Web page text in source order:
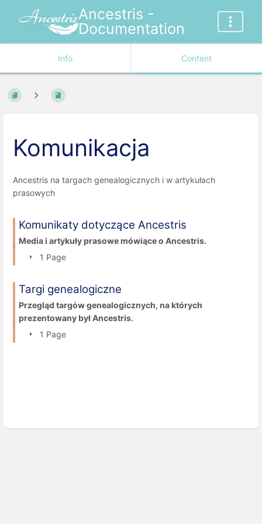
Ancestris -
Documentation
Info Content
Komunikacja
Ancestris na targach genealogicznych i w artykułach
prasowych
Komunikaty dotyczące Ancestris
Media i artykuły prasowe mówiące o Ancestris.
1 Page
Targi genealogiczne
Przegląd targów genealogicznych, na których
prezentowany był Ancestris.
1 Page